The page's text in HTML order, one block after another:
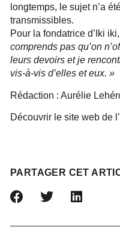
longtemps, le sujet n’a
transmissibles.
Pour la fondatrice d’Iki iki,
comprends pas qu’on
leurs devoirs et je
vis-à-vis d’elles et eux. »
Rédaction : Aurélie
Découvrir le site web de
PARTAGER CET